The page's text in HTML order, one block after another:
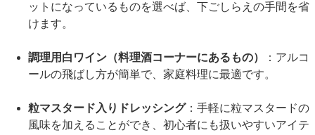
ットになっているものを選べば、下ごしらえの手間を省
けます。
調理用白ワイン（料理酒コーナーにあるもの）
：アルコ
ールの飛ばし方が簡単で、家庭料理に最適です。
粒マスタード入りドレッシング：手軽に粒マスタードの
風味を加えることができ、初心者にも扱いやすいアイテ